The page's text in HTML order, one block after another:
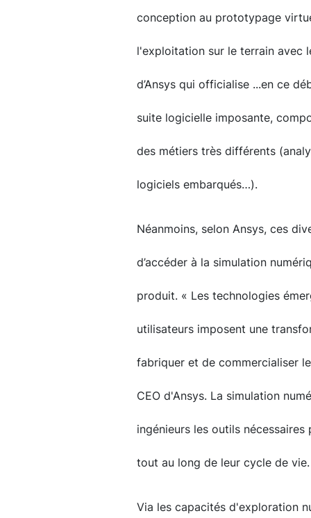
conception au prototypage
l'exploitation sur le terrain avec
d’Ansys qui officialise ...en ce
suite logicielle imposante,
des métiers très différents
logiciels embarqués…).
Néanmoins, selon Ansys, ces
d’accéder à la simulation
produit. « Les technologies
utilisateurs imposent une
fabriquer et de commercialiser
CEO d'Ansys. La simulation
ingénieurs les outils
tout au long de leur cycle de
Via les capacités d'exploration